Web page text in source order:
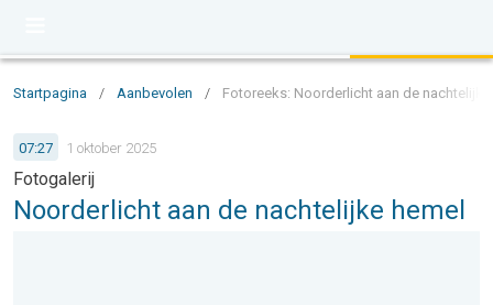
Startpagina / Aanbevolen / Fotoreeks: Noorderlicht aan de
07:27 1 oktober 2025
Fotogalerij
Noorderlicht aan de nachtelijke hemel